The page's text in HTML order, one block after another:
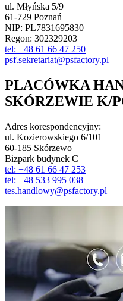
ul. Młyńska 5/9
61-729 Poznań
NIP: PL7831695830
Regon: 302329203
tel: +48 61 66 47 250
psf.sekretariat@psfactory.pl
PLACÓWKA
SKÓRZEWIE K/
Adres korespondencyjny:
ul. Kozierowskiego 6/101
60-185 Skórzewo
Bizpark budynek C
tel: +48 61 66 47 253
tel: +48 533 995 038
tes.handlowy@psfactory.pl